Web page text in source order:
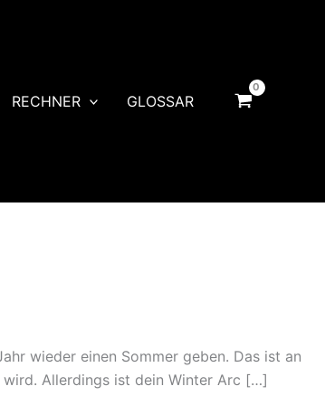
RECHNER GLOSSAR
wieder einen Sommer geben. Das ist an
wird. Allerdings ist dein Winter Arc […]